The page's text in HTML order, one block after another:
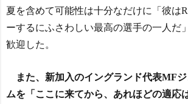
夏を含めて可能性は十分なだけに「彼は
ーするにふさわしい最高の選手の一人だ
歓迎した。
また、新加入のイングランド代表MF
ムを「ここに来てから、あれほどの適応